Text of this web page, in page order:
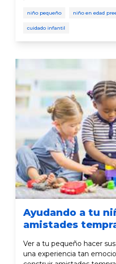
comunidad, es una
asegurarte de que tu hijo
más tranquila y sin
niño pequeño niño en edad
cuidado infantil
Ayudando a tu
amistades
Ver a tu pequeño hacer
una experiencia tan